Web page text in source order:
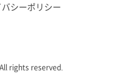
バシーポリシー
rights reserved.